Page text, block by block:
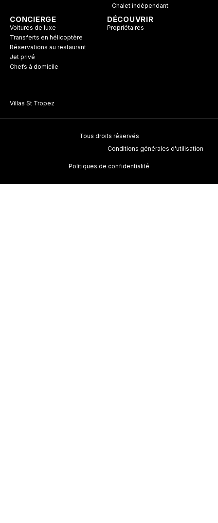
Chalet indépendant
CONCIERGE
Voitures de luxe
Transferts en hélicoptère
Réservations au restaurant
Jet privé
Chefs à domicile
DÉCOUVRIR
Propriétaires
Villas St Tropez
Tous droits réservés
Conditions générales d'utilisation
Politiques de confidentialité